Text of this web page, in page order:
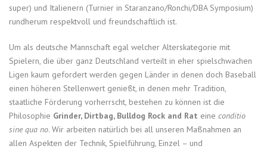
super) und Italienern (Turnier in Staranzano/Ronchi/DBA Symposium)
rundherum respektvoll und freundschaftlich ist.
Um als deutsche Mannschaft egal welcher Alterskategorie mit
Spielern, die über ganz Deutschland verteilt in eher spielschwachen
Ligen kaum gefordert werden gegen Länder in denen doch Baseball
einen höheren Stellenwert genießt, in denen mehr Tradition,
staatliche Förderung vorherrscht, bestehen zu können ist die
Philosophie Grinder, Dirtbag, Bulldog Rock and Rat eine conditio
sine qua no. Wir arbeiten natürlich bei all unseren Maßnahmen an
allen Aspekten der Technik, Spielführung, Einzel – und